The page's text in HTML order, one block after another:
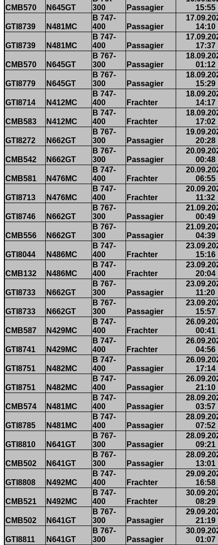
CMB570 N645GT
300
Passagier
15:55
GTI8739 N481MC
B 747-
400
Passagier
14:10
GTI8739 N481MC
B 747-
400
Passagier
17:37
CMB570 N645GT
B 767-
300
Passagier
01:12
GTI8779 N645GT
B 767-
300
Passagier
15:29
GTI8714 N412MC
B 747-
400
Frachter
14:17
CMB583 N412MC
B 747-
400
Frachter
17:02
GTI8272 N662GT
B 767-
300
Passagier
20:28
CMB542 N662GT
B 767-
300
Passagier
00:48
CMB581 N476MC
B 747-
400
Frachter
06:55
GTI8713 N476MC
B 747-
400
Frachter
11:32
GTI8746 N662GT
B 767-
300
Passagier
00:49
CMB556 N662GT
B 767-
300
Passagier
04:39
GTI8044 N486MC
B 747-
400
Frachter
15:16
CMB132 N486MC
B 747-
400
Frachter
20:04
GTI8733 N662GT
B 767-
300
Passagier
11:20
GTI8733 N662GT
B 767-
300
Passagier
15:57
CMB587 N429MC
B 747-
400
Frachter
00:41
GTI8741 N429MC
B 747-
400
Frachter
04:56
GTI8751 N482MC
B 747-
400
Passagier
17:14
GTI8751 N482MC
B 747-
400
Passagier
21:10
CMB574 N481MC
B 747-
400
Passagier
03:57
GTI8785 N481MC
B 747-
400
Passagier
07:52
GTI8810 N641GT
B 767-
300
Passagier
09:21
CMB502 N641GT
B 767-
300
Passagier
13:01
GTI8808 N492MC
B 747-
400
Frachter
16:58
CMB521 N492MC
B 747-
400
Frachter
08:29
CMB502 N641GT
B 767-
300
Passagier
21:19
GTI8811 N641GT
B 767-
300
Passagier
01:07